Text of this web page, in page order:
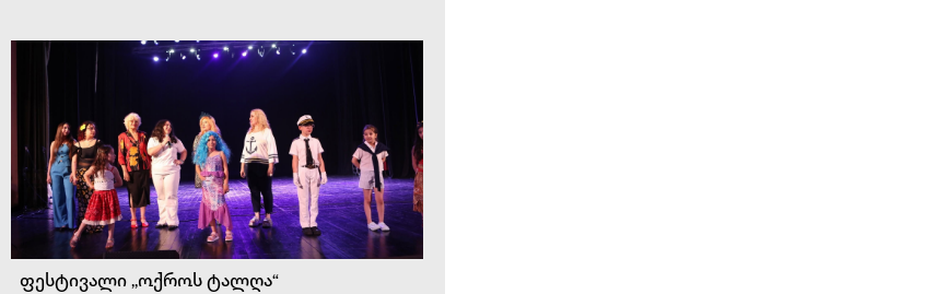
ფესტივალი ,,ოქროს ტალღა“